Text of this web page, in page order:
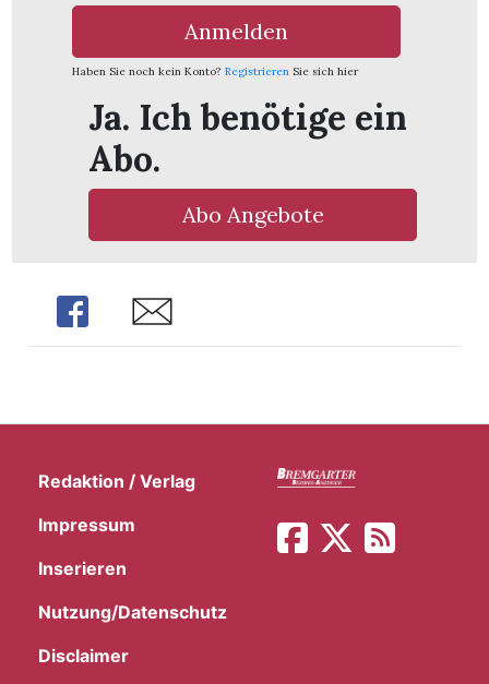
Anmelden
Haben Sie noch kein Konto? Registrieren Sie sich hier
Ja. Ich benötige ein
Abo.
Abo Angebote
Share Share
Redaktion / Verlag
Impressum
Inserieren
Nutzung/Datenschutz
Disclaimer